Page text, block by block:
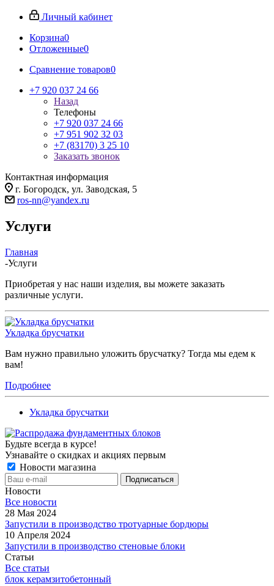
Личный кабинет
Корзина0
Отложенные0
Сравнение товаров0
+7 920 037 24 66
Назад
Телефоны
+7 920 037 24 66
+7 951 902 32 03
+7 (83170) 3 25 10
Заказать звонок
Контактная информация
г. Богородск, ул. Заводская, 5
ros-nn@yandex.ru
Услуги
Главная
-Услуги
Приобретая у нас наши изделия, вы можете заказать
различные услуги.
Укладка брусчатки
Вам нужно правильно уложить брусчатку? Тогда мы едем к
вам!
Подробнее
Укладка брусчатки
Будьте всегда в курсе!
Узнавайте о скидках и акциях первым
Новости магазина
Новости
Все новости
28 Мая 2024
Запустили в производство тротуарные бордюры
10 Апреля 2024
Запустили в производство стеновые блоки
Статьи
Все статьи
блок керамзитобетонный